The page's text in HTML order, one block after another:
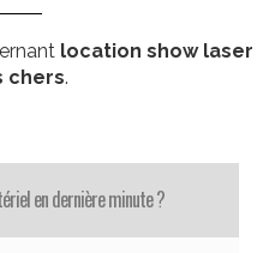
location show laser
chers.
en dernière minute ?